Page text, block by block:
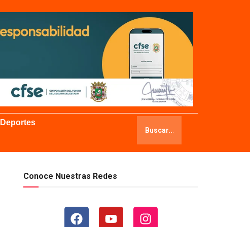
Deportes
Conoce Nuestras Redes